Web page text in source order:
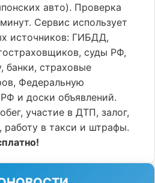
авто). Проверка
Сервис использует
источников: ГИБДД,
суды РФ,
банки, страховые
Федеральную
и доски объявлений.
участие в ДТП, залог,
работу в такси и штрафы.